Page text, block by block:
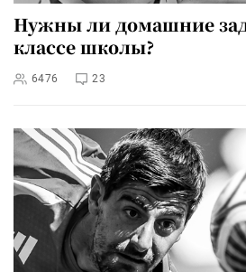
Нужны ли домашние
классе школы?
6476 23